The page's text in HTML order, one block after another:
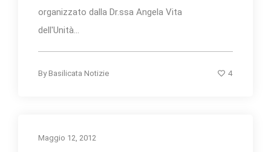
organizzato dalla Dr.ssa Angela Vita
dell'Unità...
By Basilicata Notizie 4
Maggio 12, 2012